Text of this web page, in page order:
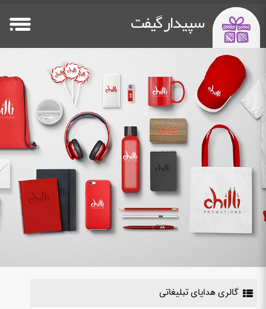
سپیدار گیفت
صفحه اصلی
HomePage
Flash Memory
پاوربانک تبلیغاتی
Power Bank
سایر هدایا
Other Gifts
خدمات چاپ
Printing
دستگاه چاپ فلت بد
Flatbed Printer
درباره ما
about us
تماس باما
Contact Us
گالری هدایای تبلیغاتی